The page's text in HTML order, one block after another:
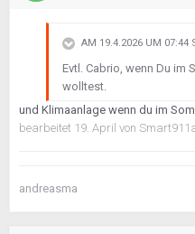
AM 19.4.2026 UM 07:44
Evtl. Cabrio, wenn Du im
wolltest.
und Klimaanlage wenn du im
bearbeitet 19. April von
andreasma